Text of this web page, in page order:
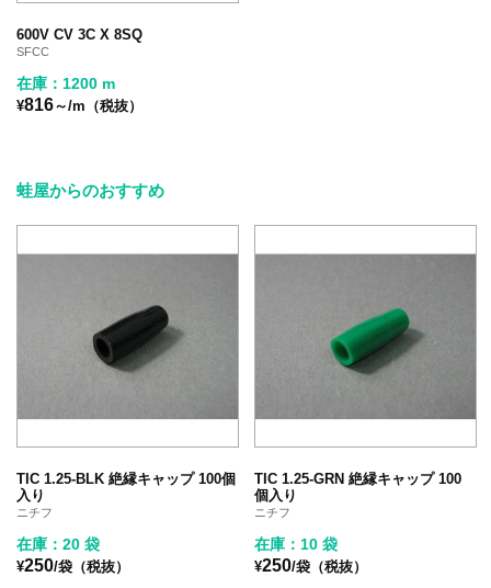
600V CV 3C X 8SQ
SFCC
在庫：1200 m
¥816～/m（税抜）
蛙屋からのおすすめ
TIC 1.25-BLK 絶縁キャップ 100個
入り
ニチフ
在庫：20 袋
¥250/袋（税抜）
TIC 1.25-GRN 絶縁キャップ 100
個入り
ニチフ
在庫：10 袋
¥250/袋（税抜）